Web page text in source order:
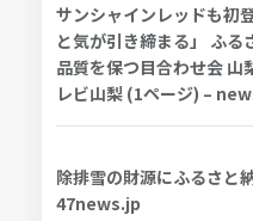
サンシャインレッドも初
と気が引き締まる」 ふ
品質を保つ目合わせ会 山
レビ山梨 (1ページ) –
除排雪の財源にふるさと
47news.jp